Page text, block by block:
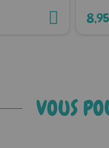
VOUS